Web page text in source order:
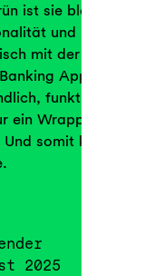
ist sie blau, aber
und
mit der mBank
App ist
funktionsarm
ein Wrapper für
somit keine
2025